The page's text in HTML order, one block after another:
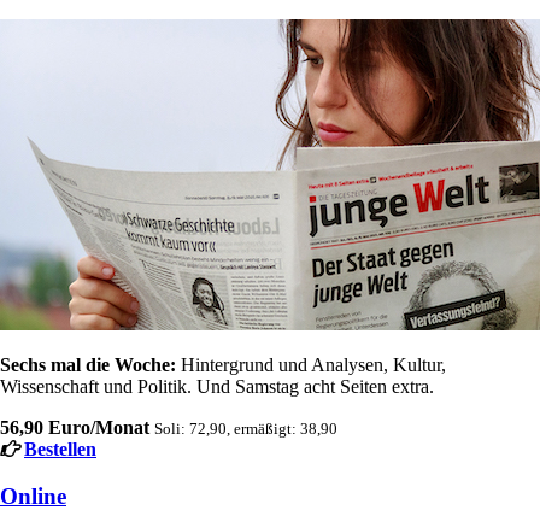
Sechs mal die Woche: Hintergrund und Analysen, Kultur,
Wissenschaft und Politik. Und Samstag acht Seiten extra.
56,90 Euro/Monat Soli: 72,90, ermäßigt: 38,90
Bestellen
Online